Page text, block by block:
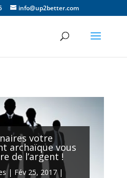
info@up2better.com
votre
archaïque vous
de l’argent !
| Fév 25, 2017|